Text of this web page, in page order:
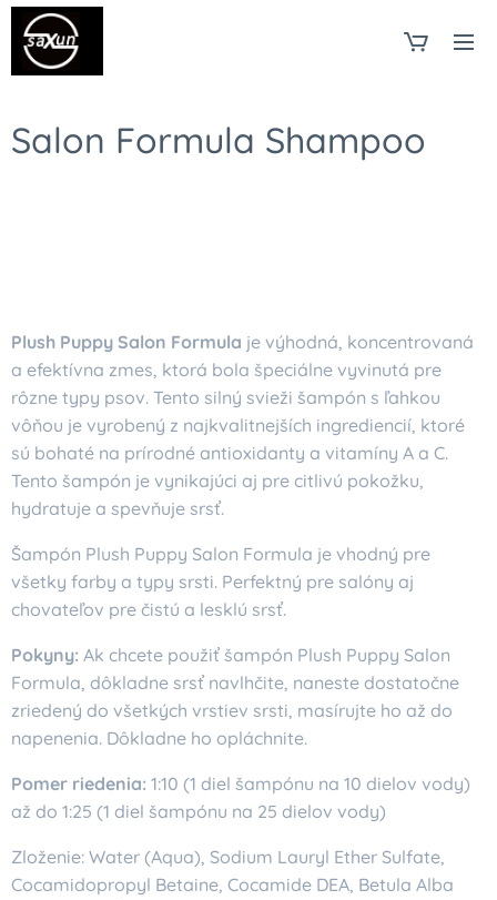
Salon Formula Shampoo
Plush Puppy Salon Formula je výhodná, koncentrovaná
a efektívna zmes, ktorá bola špeciálne vyvinutá pre
rôzne typy psov. Tento silný svieži šampón s ľahkou
vôňou je vyrobený z najkvalitnejších ingrediencií, ktoré
sú bohaté na prírodné antioxidanty a vitamíny A a C.
Tento šampón je vynikajúci aj pre citlivú pokožku,
hydratuje a spevňuje srsť.
Šampón Plush Puppy Salon Formula je vhodný pre
všetky farby a typy srsti. Perfektný pre salóny aj
chovateľov pre čistú a lesklú srsť.
Pokyny: Ak chcete použiť šampón Plush Puppy Salon
Formula, dôkladne srsť navlhčite, naneste dostatočne
zriedený do všetkých vrstiev srsti, masírujte ho až do
napenenia. Dôkladne ho opláchnite.
Pomer riedenia: 1:10 (1 diel šampónu na 10 dielov vody)
až do 1:25 (1 diel šampónu na 25 dielov vody)
Zloženie: Water (Aqua), Sodium Lauryl Ether Sulfate,
Cocamidopropyl Betaine, Cocamide DEA, Betula Alba